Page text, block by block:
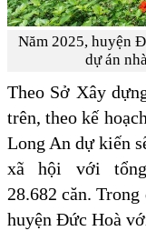
Năm 2025, huyện
dự án
Theo Sở Xây
trên, theo kế
Long An dự kiến
xã hội với
28.682 căn.
huyện Đức Hoà